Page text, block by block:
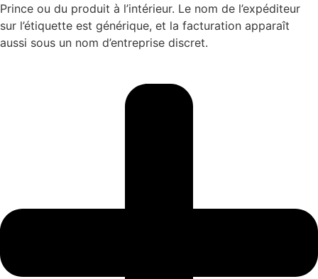
Prince ou du produit à l’intérieur. Le nom de l’expéditeur
sur l’étiquette est générique, et la facturation apparaît
aussi sous un nom d’entreprise discret.